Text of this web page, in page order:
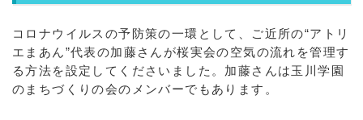
コロナウイルスの予防策の一環として、ご近所の“アトリ
エまあん”代表の加藤さんが桜実会の空気の流れを管理す
る方法を設定してくださいました。加藤さんは玉川学園
のまちづくりの会のメンバーでもあります。